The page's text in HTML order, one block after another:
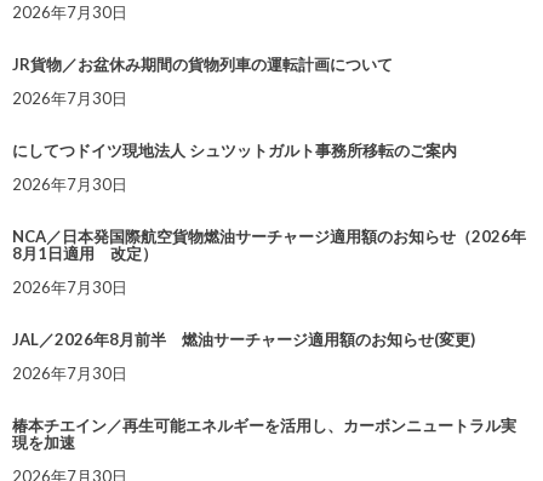
2026年7月30日
JR貨物／お盆休み期間の貨物列車の運転計画について
2026年7月30日
にしてつドイツ現地法人 シュツットガルト事務所移転のご案内
2026年7月30日
NCA／日本発国際航空貨物燃油サーチャージ適用額のお知らせ（2026年
8月1日適用 改定）
2026年7月30日
JAL／2026年8月前半 燃油サーチャージ適用額のお知らせ(変更)
2026年7月30日
椿本チエイン／再生可能エネルギーを活用し、カーボンニュートラル実
現を加速
2026年7月30日